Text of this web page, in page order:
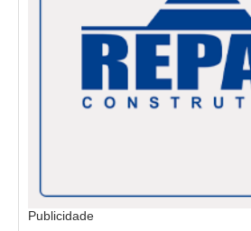
Publicidade